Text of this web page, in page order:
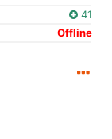
41
Offline